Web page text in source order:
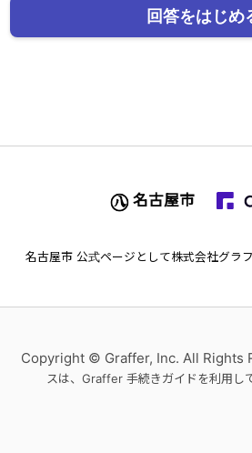
回答をはじめ
名古屋市
名古屋市公式ページとして株式会社グラ
Copyright © Graffer, Inc. All Rights
スは、Graffer 手続きガイドを利用し